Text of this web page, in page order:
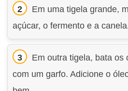
Em uma tigela grande,
açúcar, o fermento e a
Em outra tigela, bata os
com um garfo. Adicione o